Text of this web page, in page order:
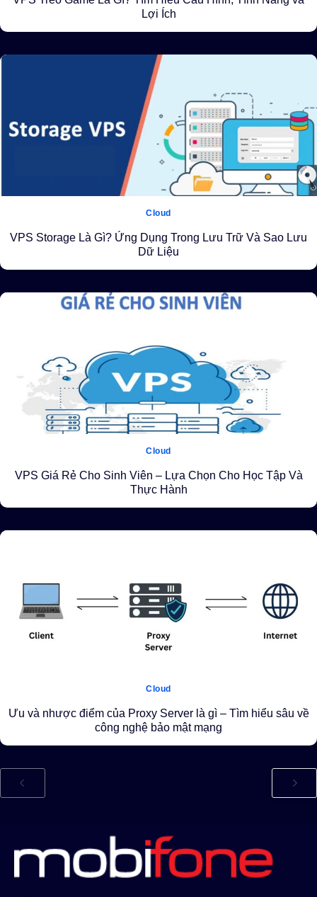
Lợi Ích
Cloud
VPS Storage Là Gì? Ứng Dụng Trong Lưu Trữ Và Sao Lưu
Dữ Liệu
Cloud
VPS Giá Rẻ Cho Sinh Viên – Lựa Chọn Cho Học Tập Và
Thực Hành
Cloud
Ưu và nhược điểm của Proxy Server là gì – Tìm hiểu sâu về
công nghệ bảo mật mạng